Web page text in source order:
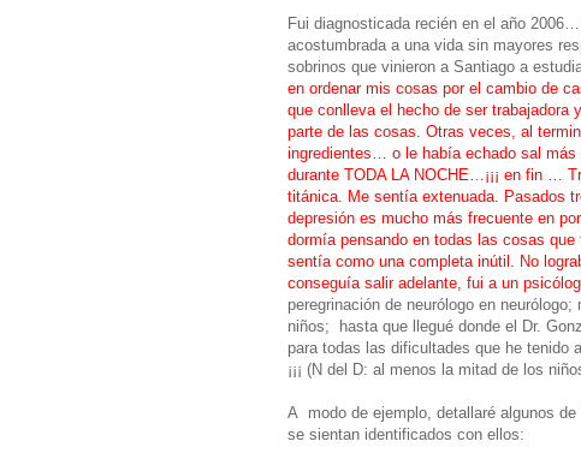
Fui diagnosticada recién en el año
acostumbrada a una vida sin mayores
sobrinos que vinieron a Santiago a
en ordenar mis cosas por el cambio de
que conlleva el hecho de ser
parte de las cosas. Otras veces, al
ingredientes… o le había echado sal más
durante TODA LA NOCHE…¡¡¡ en fin …
titánica. Me sentía extenuada. Pasados
depresión es mucho más frecuente en
dormía pensando en todas las cosas
sentía como una completa inútil. No
conseguía salir adelante, fui a un
peregrinación de neurólogo en
niños; hasta que llegué donde el Dr.
para todas las dificultades que he tenido
¡¡¡ (N del D: al menos la mitad de los
A modo de ejemplo, detallaré algunos
se sientan identificados con ellos: